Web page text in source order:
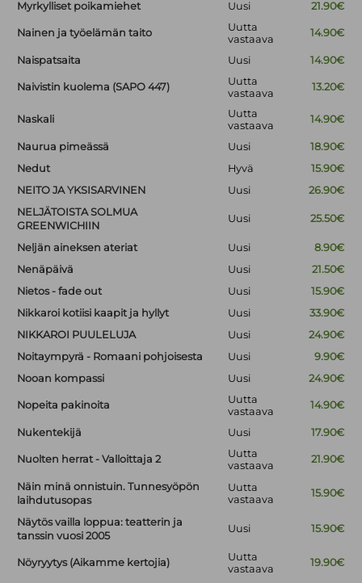
Myrkylliset poikamiehet Uusi 21.90€
Nainen ja työelämän taito
Uutta
vastaava
14.90€
Naispatsaita Uusi 14.90€
Naivistin kuolema (SAPO 447)
Uutta
vastaava
13.20€
Naskali
Uutta
vastaava
14.90€
Naurua pimeässä Uusi
18.90€
Nedut
Hyvä
15.90€
NEITO JA YKSISARVINEN
Uusi
26.90€
NELJÄTOISTA SOLMUA
GREENWICHIIN
Uusi 25.50€
Neljän aineksen ateriat Uusi
8.90€
Nenäpäivä
Uusi
21.50€
Nietos - fade out
Uusi
15.90€
Nikkaroi kotiisi kaapit ja hyllyt
Uusi
33.90€
NIKKAROI PUULELUJA
Uusi
24.90€
Noitaympyrä - Romaani pohjoisesta
Uusi
9.90€
Nooan kompassi
Uusi 24.90€
Nopeita pakinoita
Uutta
vastaava
14.90€
Nukentekijä Uusi 17.90€
Nuolten herrat - Valloittaja 2
Uutta
vastaava
21.90€
Näin minä onnistuin. Tunnesyöpön
laihdutusopas
Uutta
vastaava
15.90€
Näytös vailla loppua: teatterin ja
tanssin vuosi 2005
Uusi 15.90€
Nöyryytys (Aikamme kertojia)
Uutta
vastaava
19.90€